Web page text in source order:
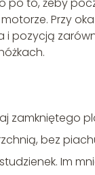
po to, żeby
Przy
i pozycją
zamkniętego
bez
Im